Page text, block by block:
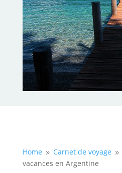
Home 9 Carnet de voyage 9
vacances en Argentine